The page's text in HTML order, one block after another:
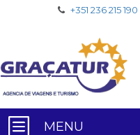
+351 236 215 190
MENU